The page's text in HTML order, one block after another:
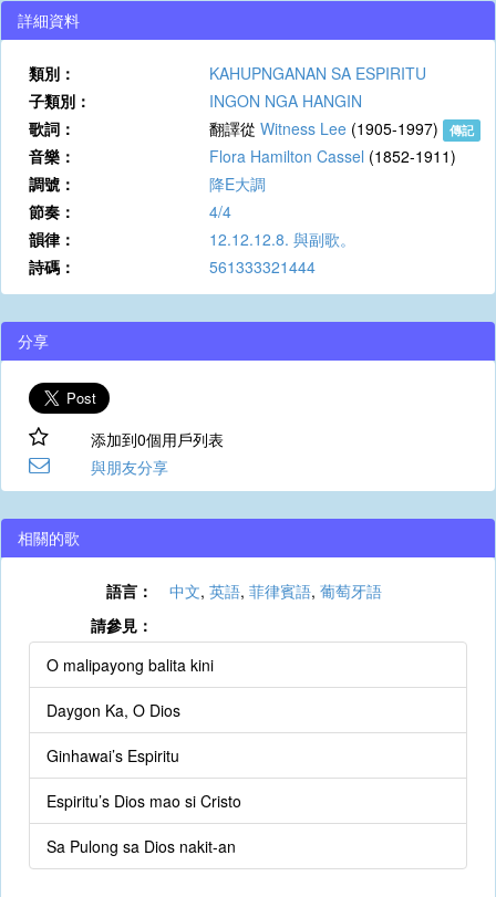
詳細資料
類別：
KAHUPNGANAN SA ESPIRITU
子類別：
INGON NGA HANGIN
歌詞：
翻譯從 Witness Lee (1905-1997) 傳記
音樂： Flora Hamilton Cassel (1852-1911)
調號：
降E大調
節奏：
4/4
韻律：
12.12.12.8. 與副歌。
詩碼：
561333321444
分享
添加到0個用戶列表
與朋友分享
相關的歌
語言： 中文, 英語, 菲律賓語, 葡萄牙語
請參見：
O malipayong balita kini
Daygon Ka, O Dios
Ginhawai’s Espiritu
Espiritu’s Dios mao si Cristo
Sa Pulong sa Dios nakit-an